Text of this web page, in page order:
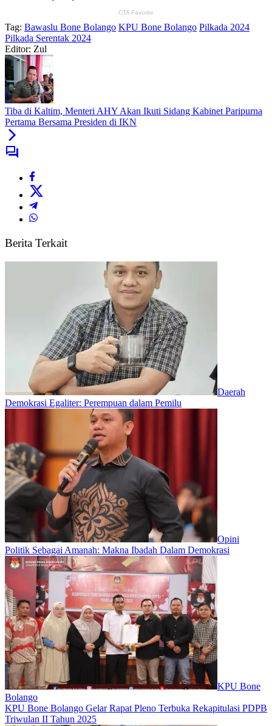
Tag: Bawaslu Bone Bolango KPU Bone Bolango Pilkada 2024
Pilkada Serentak 2024
Editor: Zul
Tiba di Kaltim, Menteri AHY Akan Ikuti Sidang Kabinet Paripurna
Pertama Bersama Presiden di IKN
Berita Terkait
Daerah
Demokrasi Egaliter: Perempuan dalam Pemilu
Opini
Politik Sebagai Amanah: Makna Ibadah Dalam Demokrasi
KPU Bone
Bolango
KPU Bone Bolango Gelar Rapat Pleno Terbuka Rekapitulasi PDPB
Triwulan II Tahun 2025